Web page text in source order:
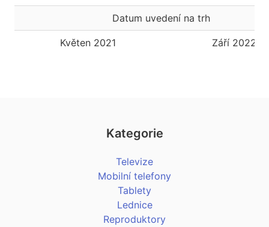
Datum uvedení na trh
Květen 2021 Září 2022
Kategorie
Televize
Mobilní telefony
Tablety
Lednice
Reproduktory